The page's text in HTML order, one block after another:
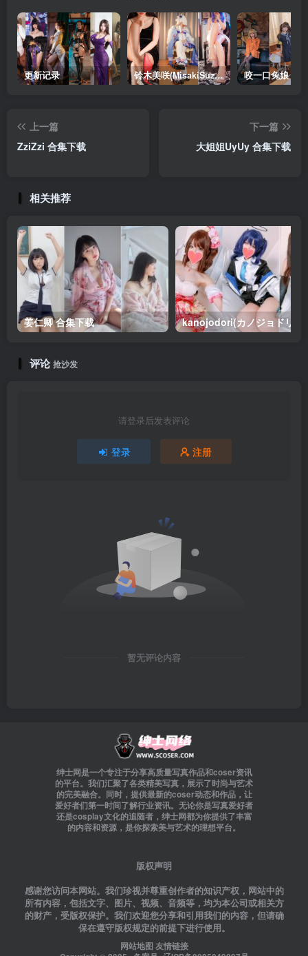
更新记录 铃木美咲(MisakiSuzuki) 合集下载 咬一口兔娘 合
上一篇
ZziZzi 合集下载
下一篇
大姐姐UyUy 合集下载
相关推荐
姜仁卿 合集下载
评论抢沙发
请登录后发表评论
登录 注册
暂无评论内容
绅士网是一个专注于分享高质量写真作品和coser资讯
的平台。我们汇聚了各类精美写真，展示了时尚与艺术
的完美融合。同时，提供最新的coser动态和作品，让
爱好者们第一时间了解行业资讯。无论你是写真爱好者
还是cosplay文化的追随者，绅士网都为你提供了丰富
的内容和资源，是你探索美与艺术的理想平台。
版权声明
感谢您访问本网站。我们珍视并尊重创作者的知识产权，网站中的
所有内容，包括文字、图片、视频、音频等，均为本公司或相关方
的财产，受版权保护。我们欢迎您分享和引用我们的内容，但请确
保在遵守版权规定的前提下进行使用。
网站地图 友情链接